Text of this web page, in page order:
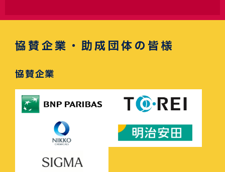
協賛企業・助成団体の皆様
協賛企業